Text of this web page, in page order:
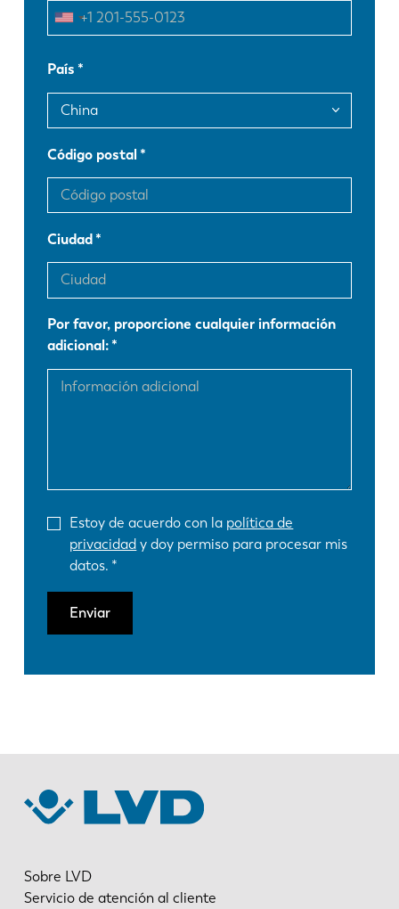
País
Código postal
Ciudad
Por favor, proporcione cualquier información
adicional:
Estoy de acuerdo con la política de
privacidad y doy permiso para procesar mis
datos.
Enviar
Sobre LVD
Servicio de atención al cliente
DE
ES
KO